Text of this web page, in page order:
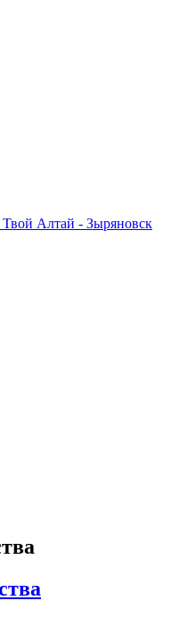
Твой Алтай - Зыряновск